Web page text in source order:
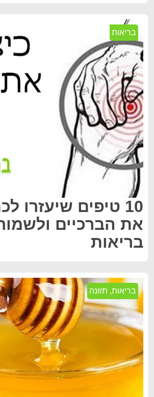
בריאות
10 טיפים שיעזרו
את הברכיים
בריאות
בריאות, תזונה